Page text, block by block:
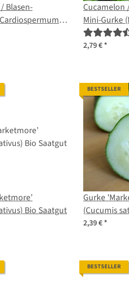
Blasen-
Bio Saatgut
Cucamelon
Mini-Gurke
Samen
2,79 €*
(Cucumis sativus) Bio Saatgut
BESTSELLER
Gurke
(Cucumis
2,39 €*
BESTSELLER